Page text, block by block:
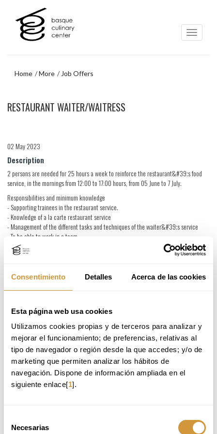
Consentimiento Detalles Acerca de las cookies
Esta página web usa cookies
Utilizamos cookies propias y de terceros para analizar y
mejorar el funcionamiento; de preferencias, relativas al
tipo de navegador o región desde la que accedes; y/o de
marketing que permiten analizar los hábitos de
navegación. Dispone de información ampliada en el
siguiente enlace[1].
Necesarias
navigation
Home More Job Offers
RESTAURANT WAITER/WAITRESS
02 May 2023
Description
2 persons are needed for 25 hours a week to reinforce the restaurant&#39;s food
service, in the mornings from 12:00 to 17:00 hours, from 05 June to 7 July.
Responsibilities and minimum knowledge
- Supporting trainees in the restaurant service.
- Knowledge of a la carte restaurant service
- Management of the different tasks and techniques of the waiter&#39;s service
- To be able to work in a team
Functions
and teachers.
- Completion and collection
● Experience as a bar and dining room waiter/waitress.
● Friendliness and good presence.
● Languages; Spanish. Basque and English will be an advantage.
If you want to register for the job offer, please attach your CV (PDF
or Word), which should include your contact information so that we
can get in touch with you.